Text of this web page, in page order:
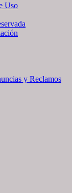
Uso
y Reclamos